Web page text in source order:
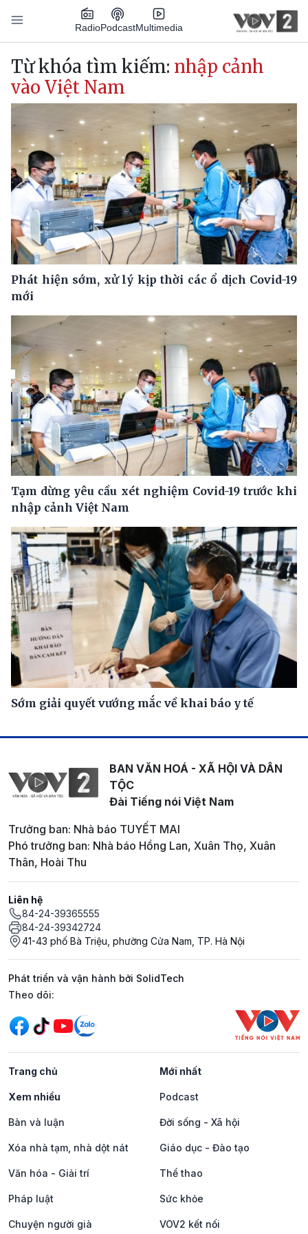
Nhảy đến nội dung
RadioPodcastMultimedia
Main navigation
Từ khóa tìm kiếm: nhập cảnh
vào Việt Nam
Phát hiện sớm, xử lý kịp thời các ổ dịch Covid-19
mới
Tạm dừng yêu cầu xét nghiệm Covid-19 trước khi
nhập cảnh Việt Nam
Sớm giải quyết vướng mắc về khai báo y tế
BAN VĂN HOÁ - XÃ HỘI VÀ DÂN
TỘC
Đài Tiếng nói Việt Nam
Trưởng ban: Nhà báo TUYẾT MAI
Phó trưởng ban: Nhà báo Hồng Lan, Xuân Thọ, Xuân
Thân, Hoài Thu
Liên hệ
84-24-39365555
84-24-39342724
41-43 phố Bà Triệu, phường Cửa Nam, TP. Hà Nội
Phát triển và vận hành bởi SolidTech
Mạng xã hội
Theo dõi:
Trang chủ Mới nhất
Xem nhiều Podcast
Bàn và luận Đời sống - Xã hội
Xóa nhà tạm, nhà dột nát Giáo dục - Đào tạo
Văn hóa - Giải trí Thể thao
Pháp luật Sức khỏe
Chuyện người già VOV2 kết nối